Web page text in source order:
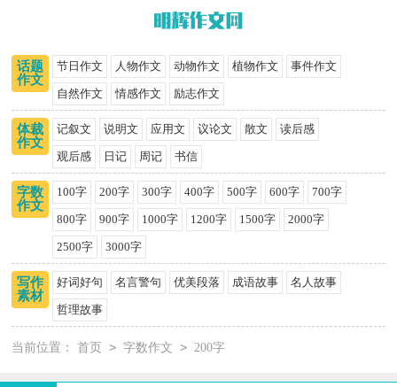
话题
作文
节日作文 人物作文 动物作文 植物作文 事件作文
自然作文 情感作文 励志作文
体裁
作文
记叙文 说明文 应用文 议论文 散文 读后感
观后感 日记 周记 书信
字数
作文
100字 200字 300字 400字 500字 600字 700字
800字 900字 1000字 1200字 1500字 2000字
2500字 3000字
写作
素材
好词好句 名言警句 优美段落 成语故事 名人故事
哲理故事
当前位置： 首页 > 字数作文 > 200字